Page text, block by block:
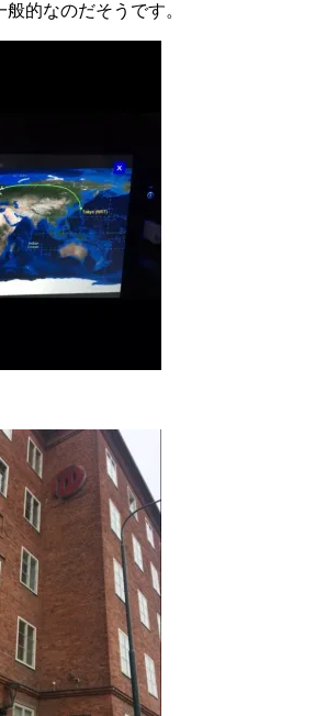
的なのだそうです。